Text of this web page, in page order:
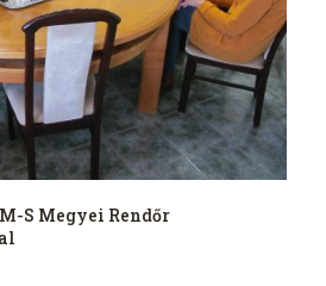
S Megyei Rendőr